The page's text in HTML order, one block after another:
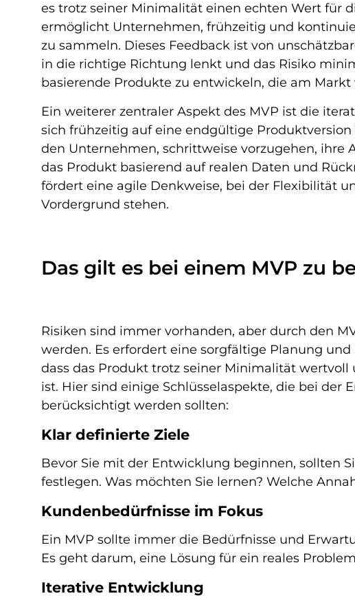
es trotz seiner Minimalität einen echten Wert für
ermöglicht Unternehmen, frühzeitig und
zu sammeln. Dieses Feedback ist von
in die richtige Richtung lenkt und das Risiko
basierende Produkte zu entwickeln, die am Markt
Ein weiterer zentraler Aspekt des MVP ist die
sich frühzeitig auf eine endgültige
den Unternehmen, schrittweise vorzugehen, ihre
das Produkt basierend auf realen Daten und
fördert eine agile Denkweise, bei der Flexibilität
Vordergrund stehen.
Das gilt es bei einem MVP zu
Risiken sind immer vorhanden, aber durch den
werden. Es erfordert eine sorgfältige Planung
dass das Produkt trotz seiner Minimalität
ist. Hier sind einige Schlüsselaspekte, die bei der
berücksichtigt werden sollten:
Klar definierte Ziele
Bevor Sie mit der Entwicklung beginnen, sollten
festlegen. Was möchten Sie lernen? Welche
Kundenbedürfnisse im Fokus
Ein MVP sollte immer die Bedürfnisse und
Es geht darum, eine Lösung für ein reales
Iterative Entwicklung